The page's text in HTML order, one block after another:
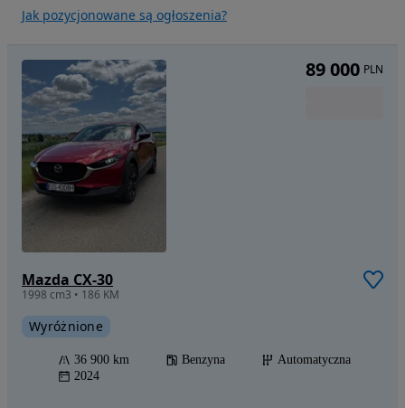
Jak pozycjonowane są ogłoszenia?
Mazda CX-30
1998 cm3 • 186 KM
Wyróżnione
36 900 km Benzyna
Automatyczna
2024
89 000 PLN